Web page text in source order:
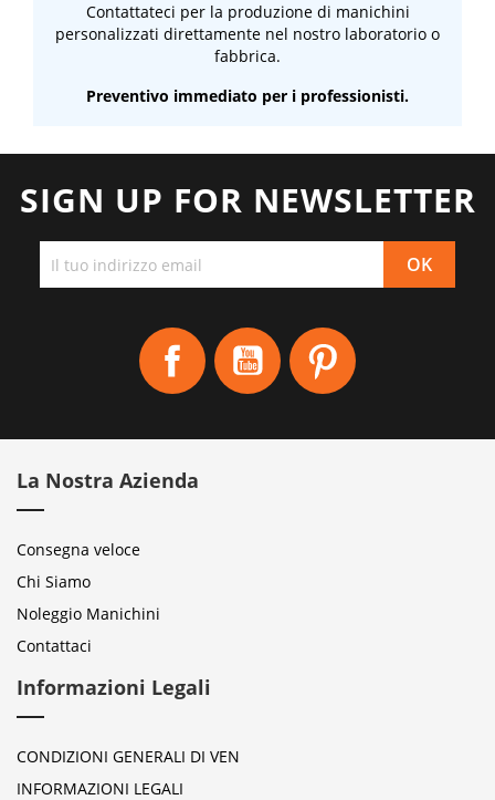
Contattateci per la produzione di manichini
personalizzati direttamente nel nostro laboratorio o
fabbrica.
Preventivo immediato per i professionisti.
SIGN UP FOR NEWSLETTER
Facebook YouTube
La Nostra Azienda
Consegna veloce
Chi Siamo
Noleggio Manichini
Contattaci
Informazioni Legali
CONDIZIONI GENERALI DI VEN
INFORMAZIONI LEGALI